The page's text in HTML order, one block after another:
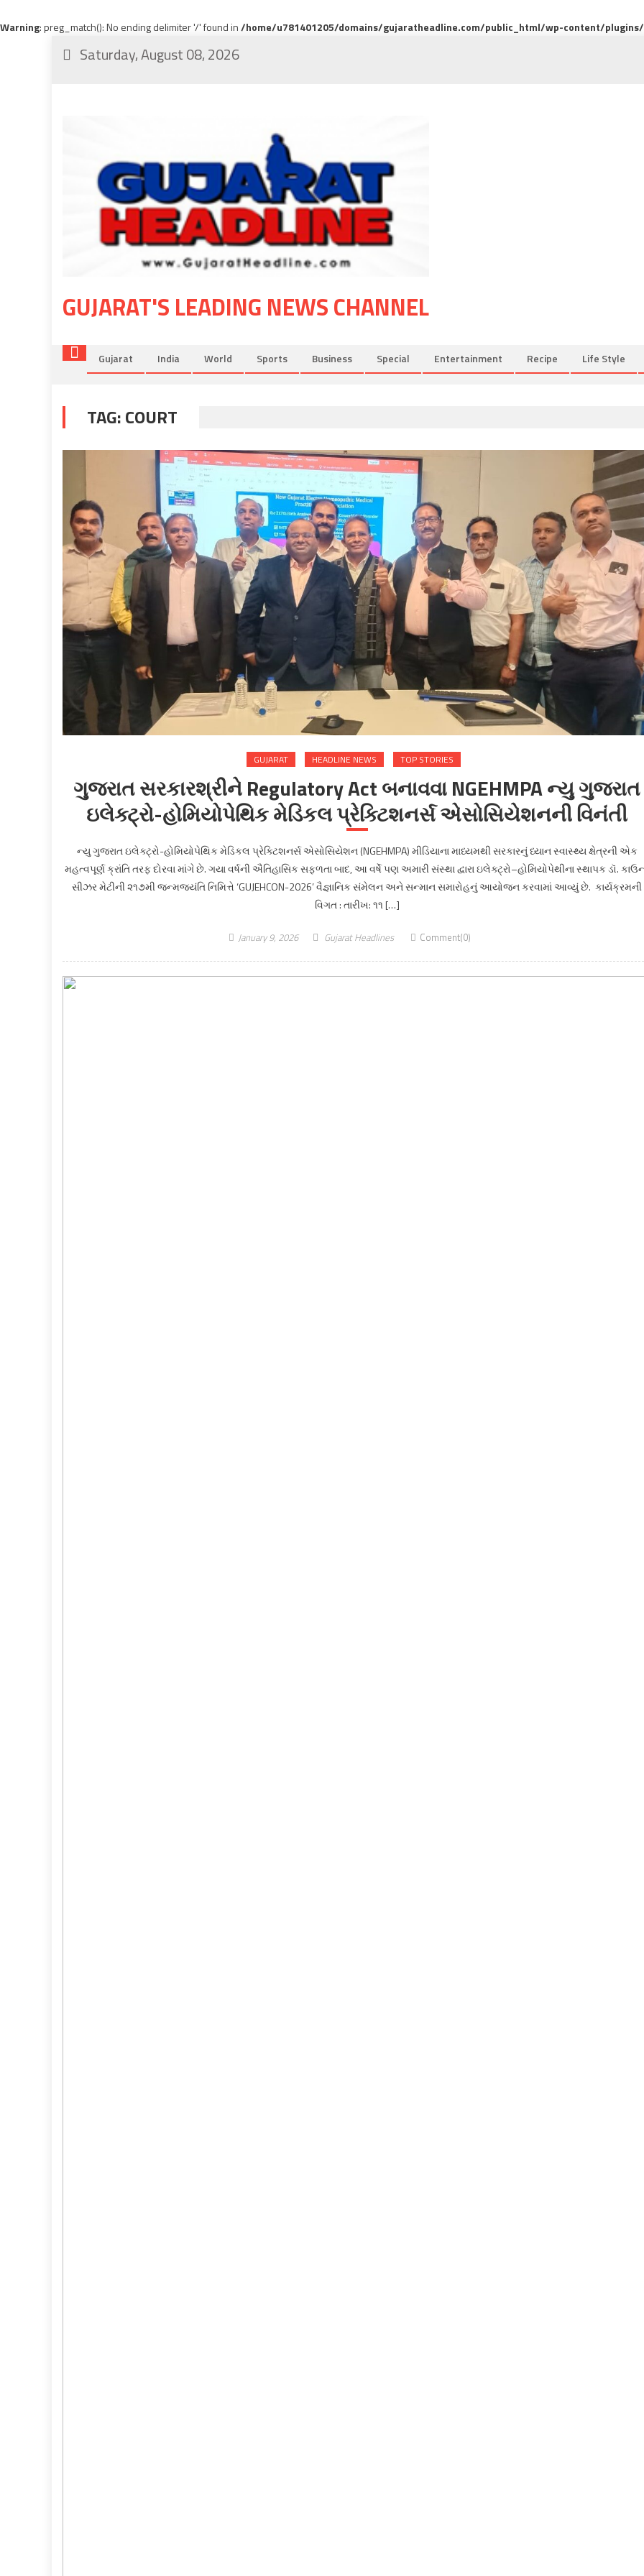
Warning: preg_match(): No ending delimiter '/' found in/home/u781401205/domains/gujaratheadline.com/public_html/wp-content/
Saturday, August 08, 2026
GUJARAT'S LEADING NEWS CHANNEL
Gujarat India World Sports Business Special Entertainment Recipe Life Style
TAG:COURT
GUJARAT HEADLINE NEWS TOP STORIES
ગુજરાત સરકારશ્રીને Regulatory Act બનાવવા NGEHMPA ન્યુ ગુજરાત
ઇલેક્ટ્રો-હોમિયોપેથિક મેડિકલ પ્રેક્ટિશનર્સ એસોસિયેશનની વિનંતી
ન્યુ ગુજરાત ઇલેક્ટ્રો-હોમિયોપેથિક મેડિકલ પ્રેક્ટિશનર્સ એસોસિયેશન (NGEHMPA) મીડિયાના માધ્યમથી સરકારનું ધ્યાન સ્વાસ્થ્ય ક્ષેત્રની એક
મહત્વપૂર્ણ ક્રાંતિ તરફ દોરવા માંગે છે. ગયા વર્ષની ઐતિહાસિક સફળતા બાદ, આ વર્ષે પણ અમારી સંસ્થા દ્વારા ઇલેક્ટ્રો–હોમિયોપેથીના સ્થાપક ડૉ.
સીઝર મેટીની ૨૧૭મી જન્મજયંતિ નિમિત્તે ‘GUJEHCON-2026’ વૈજ્ઞાનિક સંમેલન અને સન્માન સમારોહનું આયોજન કરવામાં આવ્યું છે. કાર્યક્રમની
વિગત : તારીખ: ૧૧ […]
January 9, 2026 Gujarat Headlines Comment(0)